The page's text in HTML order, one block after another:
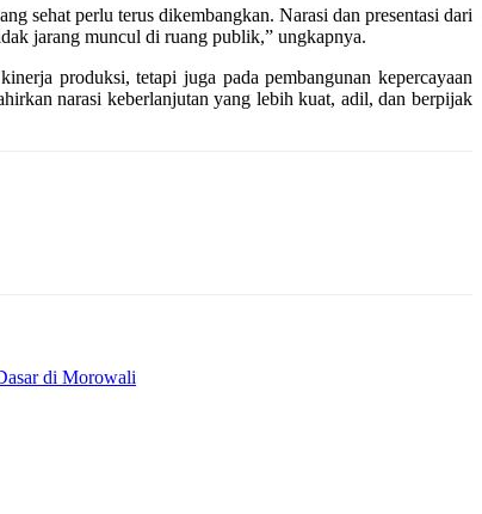
sehat perlu terus dikembangkan. Narasi dan presentasi dari
jarang muncul di ruang publik,” ungkapnya.
produksi, tetapi juga pada pembangunan kepercayaan
narasi keberlanjutan yang lebih kuat, adil, dan berpijak
di Morowali